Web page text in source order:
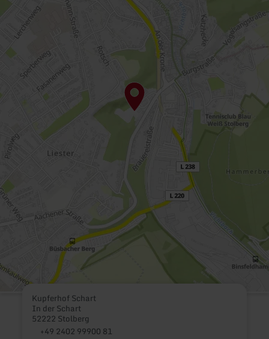
Kupferhof Schart
In der Schart
52222 Stolberg
+49 2402 99900 81